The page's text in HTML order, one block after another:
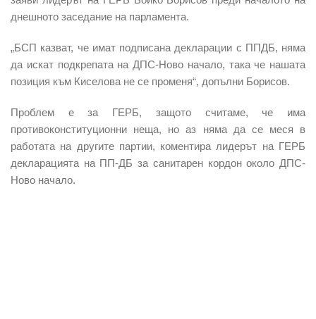
днешното заседание на парламента.
„БСП казват, че имат подписана декларации с ППДБ, няма
да искат подкрепата на ДПС-Ново начало, така че нашата
позиция към Киселова не се променя“, допълни Борисов.
Проблем е за ГЕРБ, защото считаме, че има
противоконституционни неща, но аз няма да се меся в
работата на другите партии, коментира лидерът на ГЕРБ
декларацията на ПП-ДБ за санитарен кордон около ДПС-
Ново начало.